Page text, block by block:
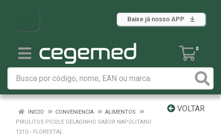
Baixe já nosso APP
0
VOLTAR
INÍCIO CONVENIENCIA
ALIMENTOS
PIRULITOS PICOLE GELADINHO SABOR NAPOLITANO
121G - FLORESTAL